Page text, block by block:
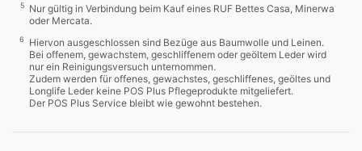
5
Nur gültig in Verbindung beim Kauf eines RUF Bettes Casa, Minerwa
oder Mercata.
6
Hiervon ausgeschlossen sind Bezüge aus Baumwolle und Leinen.
Bei offenem, gewachstem, geschliffenem oder geöltem Leder wird
nur ein Reinigungsversuch unternommen.
Zudem werden für offenes, gewachstes, geschliffenes, geöltes und
Longlife Leder keine POS Plus Pflegeprodukte mitgeliefert.
Der POS Plus Service bleibt wie gewohnt bestehen.